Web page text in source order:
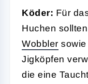
Köder: Für
Huchen
Wobbler
Jigköpfen
die eine